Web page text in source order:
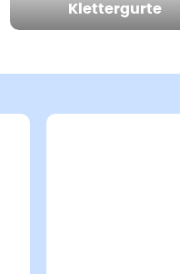
Klettergurte